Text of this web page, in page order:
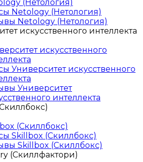
(Нетология)
Netology (Нетология)
Netology (Нетология)
искусственного интеллекта
искусственного
Университет искусственного
Университет
интеллекта
(Скиллбокс)
Skillbox (Скиллбокс)
Skillbox (Скиллбокс)
(Скиллфактори)